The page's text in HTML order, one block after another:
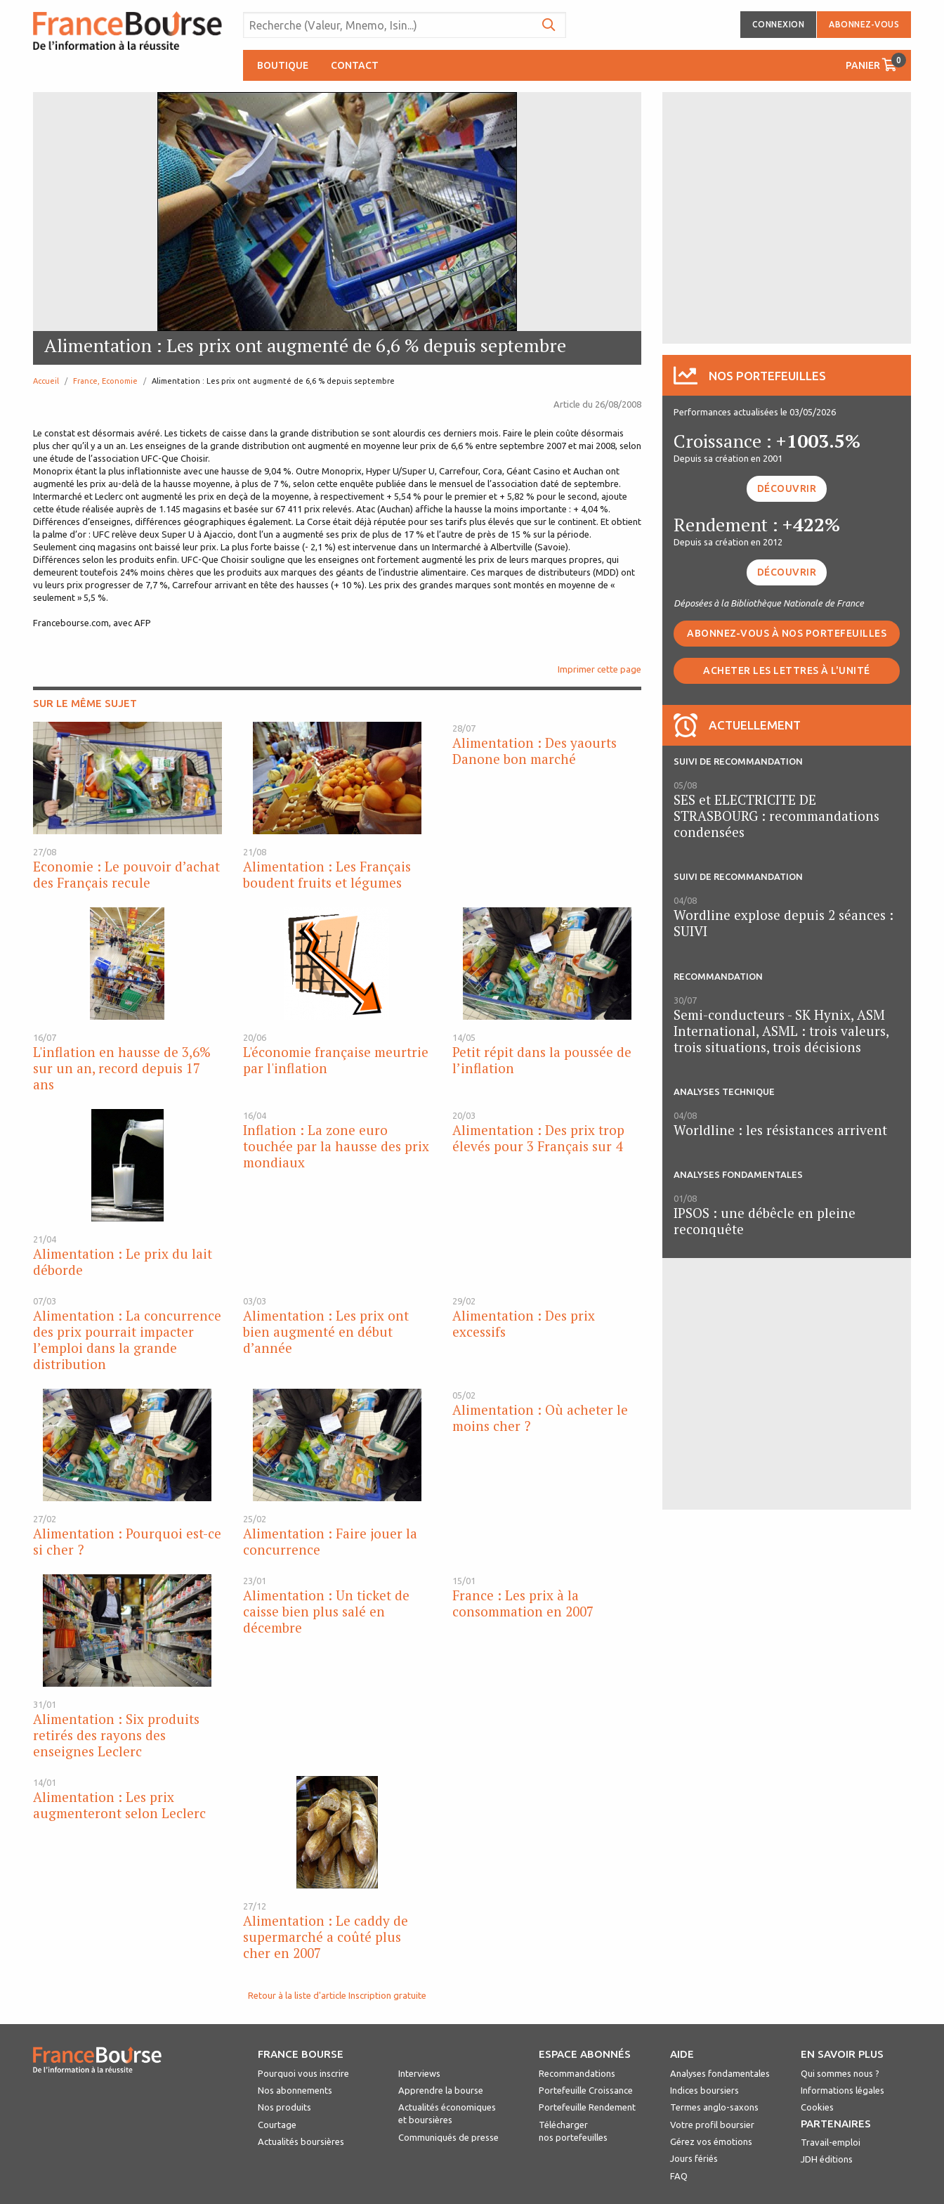
CONNEXION ABONNEZ-VOUS
BOUTIQUE CONTACT PANIER 0
Alimentation : Les prix ont augmenté de 6,6 % depuis septembre
Accueil France, Economie page:
Alimentation : Les prix ont augmenté de 6,6 % depuis septembre
Article du 26/08/2008
Le constat est désormais avéré. Les tickets de caisse dans la grande distribution se sont alourdis ces derniers mois. Faire le plein coûte désormais
plus cher qu’il y a un an. Les enseignes de la grande distribution ont augmenté en moyenne leur prix de 6,6 % entre septembre 2007 et mai 2008, selon
une étude de l’association UFC-Que Choisir.
Monoprix étant la plus inflationniste avec une hausse de 9,04 %. Outre Monoprix, Hyper U/Super U, Carrefour, Cora, Géant Casino et Auchan ont
augmenté les prix au-delà de la hausse moyenne, à plus de 7 %, selon cette enquête publiée dans le mensuel de l’association daté de septembre.
Intermarché et Leclerc ont augmenté les prix en deçà de la moyenne, à respectivement + 5,54 % pour le premier et + 5,82 % pour le second, ajoute
cette étude réalisée auprès de 1.145 magasins et basée sur 67 411 prix relevés. Atac (Auchan) affiche la hausse la moins importante : + 4,04 %.
Différences d’enseignes, différences géographiques également. La Corse était déjà réputée pour ses tarifs plus élevés que sur le continent. Et obtient
la palme d’or : UFC relève deux Super U à Ajaccio, dont l’un a augmenté ses prix de plus de 17 % et l’autre de près de 15 % sur la période.
Seulement cinq magasins ont baissé leur prix. La plus forte baisse (- 2,1 %) est intervenue dans un Intermarché à Albertville (Savoie).
Différences selon les produits enfin. UFC-Que Choisir souligne que les enseignes ont fortement augmenté les prix de leurs marques propres, qui
demeurent toutefois 24% moins chères que les produits aux marques des géants de l’industrie alimentaire. Ces marques de distributeurs (MDD) ont
vu leurs prix progresser de 7,7 %, Carrefour arrivant en tête des hausses (+ 10 %). Les prix des grandes marques sont montés en moyenne de «
seulement » 5,5 %.
Francebourse.com, avec AFP
Imprimer cette page
SUR LE MÊME SUJET
27/08
Economie : Le pouvoir d’achat
des Français recule
21/08
Alimentation : Les Français
boudent fruits et légumes
28/07
Alimentation : Des yaourts
Danone bon marché
16/07
L'inflation en hausse de 3,6%
sur un an, record depuis 17
ans
20/06
L'économie française meurtrie
par l'inflation
14/05
Petit répit dans la poussée de
l’inflation
21/04
Alimentation : Le prix du lait
déborde
16/04
Inflation : La zone euro
touchée par la hausse des prix
mondiaux
20/03
Alimentation : Des prix trop
élevés pour 3 Français sur 4
07/03
Alimentation : La concurrence
des prix pourrait impacter
l’emploi dans la grande
distribution
03/03
Alimentation : Les prix ont
bien augmenté en début
d’année
29/02
Alimentation : Des prix
excessifs
27/02
Alimentation : Pourquoi est-ce
si cher ?
25/02
Alimentation : Faire jouer la
concurrence
05/02
Alimentation : Où acheter le
moins cher ?
31/01
Alimentation : Six produits
retirés des rayons des
enseignes Leclerc
23/01
Alimentation : Un ticket de
caisse bien plus salé en
décembre
15/01
France : Les prix à la
consommation en 2007
14/01
Alimentation : Les prix
augmenteront selon Leclerc
27/12
Alimentation : Le caddy de
supermarché a coûté plus
cher en 2007
Retour à la liste d'article Inscription gratuite
NOS PORTEFEUILLES
Performances actualisées le 03/05/2026
Croissance : +1003.5%
Depuis sa création en 2001
DÉCOUVRIR
Rendement : +422%
Depuis sa création en 2012
DÉCOUVRIR
Déposées à la Bibliothèque Nationale de France
ABONNEZ-VOUS À NOS PORTEFEUILLES
ACHETER LES LETTRES À L'UNITÉ
ACTUELLEMENT
SUIVI DE RECOMMANDATION
05/08
SES et ELECTRICITE DE
STRASBOURG : recommandations
condensées
SUIVI DE RECOMMANDATION
04/08
Wordline explose depuis 2 séances :
SUIVI
RECOMMANDATION
30/07
Semi-conducteurs - SK Hynix, ASM
International, ASML : trois valeurs,
trois situations, trois décisions
ANALYSES TECHNIQUE
04/08
Worldline : les résistances arrivent
ANALYSES FONDAMENTALES
01/08
IPSOS : une débêcle en pleine
reconquête
FRANCE BOURSE
Pourquoi vous inscrire
Nos abonnements
Nos produits
Courtage
Actualités boursières
Interviews
Apprendre la bourse
Actualités économiques
et boursières
Communiqués de presse
ESPACE ABONNÉS
Recommandations
Portefeuille Croissance
Portefeuille Rendement
Télécharger
nos portefeuilles
AIDE
Analyses fondamentales
Indices boursiers
Termes anglo-saxons
Votre profil boursier
Gérez vos émotions
Jours fériés
FAQ
EN SAVOIR PLUS
Qui sommes nous ?
Informations légales
Cookies
PARTENAIRES
Travail-emploi
JDH éditions